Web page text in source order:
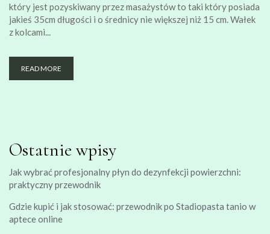
który jest pozyskiwany przez masażystów to taki który posiada
jakieś 35cm długości i o średnicy nie większej niż 15 cm. Wałek
z kolcami...
READ MORE
Ostatnie wpisy
Jak wybrać profesjonalny płyn do dezynfekcji powierzchni:
praktyczny przewodnik
Gdzie kupić i jak stosować: przewodnik po Stadiopasta tanio w
aptece online